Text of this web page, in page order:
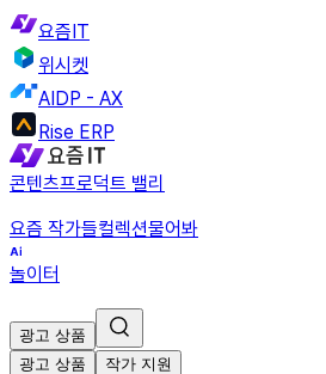
요즘IT
위시켓
AIDP - AX
Rise ERP
콘텐츠프로덕트 밸리
요즘 작가들컬렉션물어봐
놀이터
광고 상품
광고 상품
작가 지원